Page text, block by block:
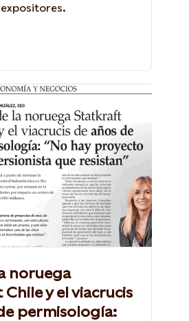
noruega
y el viacrucis
permisología: